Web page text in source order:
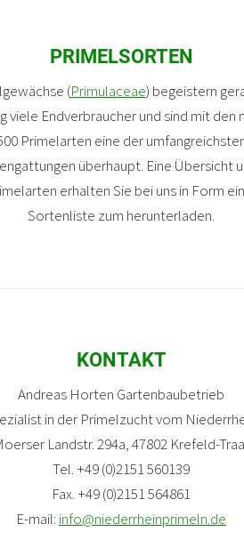
PRIMELSORTEN
(Primulaceae) begeistern
viele Endverbraucher und sind mit den
Primelarten eine der
überhaupt. Eine Übersicht
erhalten Sie bei uns in Form
Sortenliste zum herunterladen.
KONTAKT
Andreas Horten Gartenbaubetrieb
in der Primelzucht vom
Landstr. 294a, 47802 Krefeld-
Tel. +49 (0)2151 560139
Fax. +49 (0)2151 564861
E-mail: info@niederrheinprimeln.de